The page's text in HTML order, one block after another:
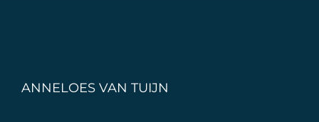
ANNELOES VAN TUIJN